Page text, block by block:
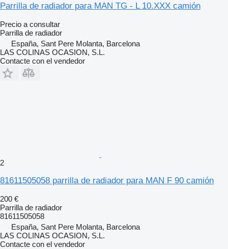
Parrilla de radiador para MAN TG - L 10.XXX camión
Precio a consultar
Parrilla de radiador
España, Sant Pere Molanta, Barcelona
LAS COLINAS OCASION, S.L.
Contacte con el vendedor
2
81611505058 parrilla de radiador para MAN F 90 camión
200 €
Parrilla de radiador
81611505058
España, Sant Pere Molanta, Barcelona
LAS COLINAS OCASION, S.L.
Contacte con el vendedor